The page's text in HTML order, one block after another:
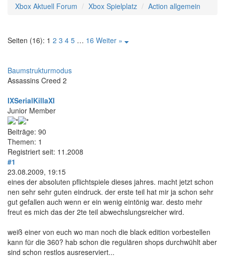
Xbox Aktuell Forum Xbox Spielplatz Action allgemein
Seiten (16): 1 2 3 4 5 … 16 Weiter »
Baumstrukturmodus
Assassins Creed 2
IXSerialKillaXI
Junior Member
Beiträge: 90
Themen: 1
Registriert seit: 11.2008
#1
23.08.2009, 19:15
eines der absoluten pflichtspiele dieses jahres. macht jetzt schon
nen sehr sehr guten eindruck. der erste teil hat mir ja schon sehr
gut gefallen auch wenn er ein wenig eintönig war. desto mehr
freut es mich das der 2te teil abwechslungsreicher wird.
weiß einer von euch wo man noch die black edition vorbestellen
kann für die 360? hab schon die regulären shops durchwühlt aber
sind schon restlos ausreserviert...